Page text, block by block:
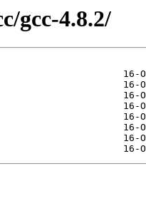
gcc-4.8.2/